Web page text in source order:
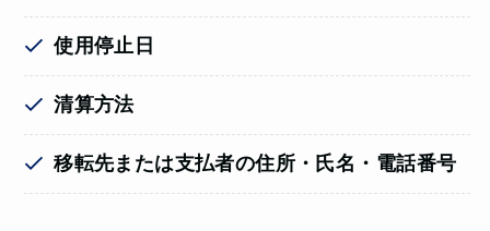
使用停止日
清算方法
移転先または支払者の住所・氏名・電話番号